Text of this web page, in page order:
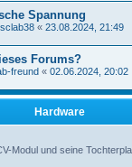
Spannung
« 23.08.2024, 21:49
Forums?
freund « 02.06.2024, 20:02
Hardware
Modul und seine